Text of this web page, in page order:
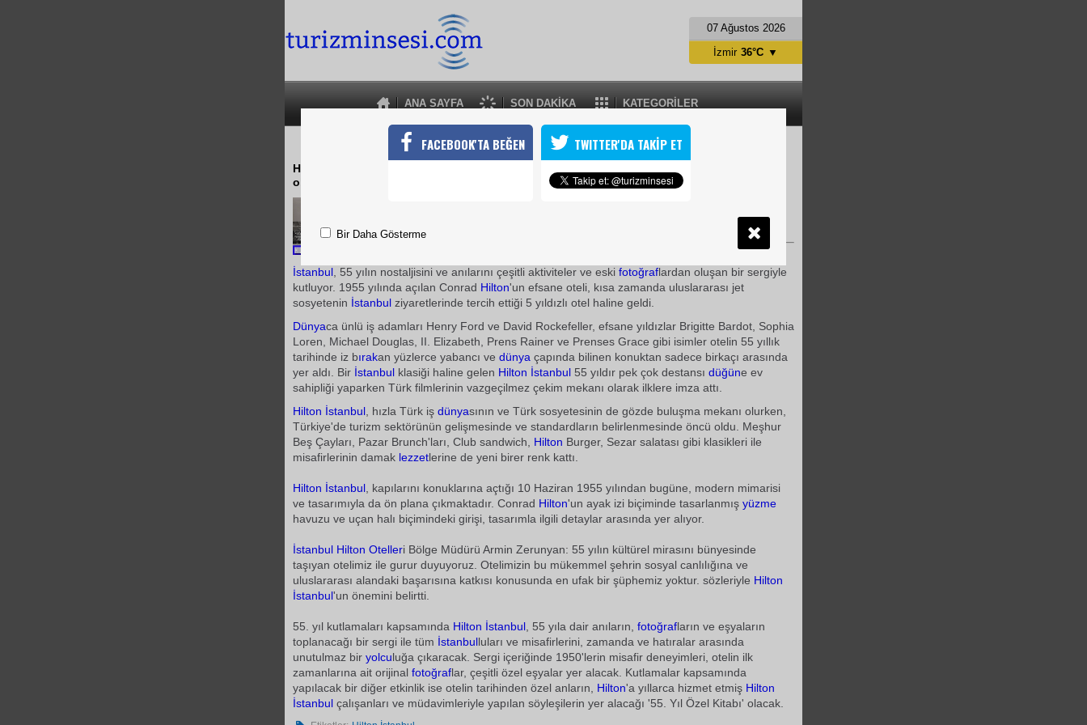
07 Ağustos 2026
ANA SAYFA SON DAKİKA KATEGORİLER
İzmir 36°C ▼
HILTON ISTANBUL 55. YILINI KUTLUYOR
Hilton markasının ABD dışındaki ilk oteli ve Türkiye'nin de ilk beş yıldızlı uluslararası oteli
olan Hilton İstanbul 55 yılın nostaljisini yaşatıyor
İstanbul , 55 yılın nostaljisini ve anılarını çeşitli aktiviteler ve eski fotoğraflardan oluşan bir sergiyle
kutluyor. 1955 yılında açılan Conrad Hilton'un efsane oteli, kısa zamanda uluslararası jet
sosyetenin İstanbul ziyaretlerinde tercih ettiği 5 yıldızlı otel haline geldi.
Dünyaca ünlü iş adamları Henry Ford ve David Rockefeller, efsane yıldızlar Brigitte Bardot, Sophia
Loren, Michael Douglas, II. Elizabeth, Prens Rainer ve Prenses Grace gibi isimler otelin 55 yıllık
tarihinde iz bırakan yüzlerce yabancı ve dünya çapında bilinen konuktan sadece birkaçı arasında
yer aldı. Bir İstanbul klasiği haline gelen Hilton İstanbul 55 yıldır pek çok destansı düğüne ev
sahipliği yaparken Türk filmlerinin vazgeçilmez çekim mekanı olarak ilklere imza attı.
Hilton İstanbul , hızla Türk iş dünyasının ve Türk sosyetesinin de gözde buluşma mekanı olurken,
Türkiye'de turizm sektörünün gelişmesinde ve standardların belirlenmesinde öncü oldu. Meşhur
Beş Çayları, Pazar Brunch'ları, Club sandwich, Hilton Burger, Sezar salatası gibi klasikleri ile
misafirlerinin damak lezzetlerine de yeni birer renk kattı.
Hilton İstanbul , kapılarını konuklarına açtığı 10 Haziran 1955 yılından bugüne, modern mimarisi
ve tasarımıyla da ön plana çıkmaktadır. Conrad Hilton'un ayak izi biçiminde tasarlanmış yüzme
havuzu ve uçan halı biçimindeki girişi, tasarımla ilgili detaylar arasında yer alıyor.
İstanbul Hilton Otelleri Bölge Müdürü Armin Zerunyan: 55 yılın kültürel mirasını bünyesinde
taşıyan otelimiz ile gurur duyuyoruz. Otelimizin bu mükemmel şehrin sosyal canlılığına ve
uluslararası alandaki başarısına katkısı konusunda en ufak bir şüphemiz yoktur. sözleriyle Hilton
İstanbul'un önemini belirtti.
55. yıl kutlamaları kapsamında Hilton İstanbul , 55 yıla dair anıların, fotoğrafların ve eşyaların
toplanacağı bir sergi ile tüm İstanbulluları ve misafirlerini, zamanda ve hatıralar arasında
unutulmaz bir yolculuğa çıkaracak. Sergi içeriğinde 1950'lerin misafir deneyimleri, otelin ilk
zamanlarına ait orijinal fotoğraflar, çeşitli özel eşyalar yer alacak. Kutlamalar kapsamında
yapılacak bir diğer etkinlik ise otelin tarihinden özel anların, Hilton'a yıllarca hizmet etmiş Hilton
İstanbul çalışanları ve müdavimleriyle yapılan söyleşilerin yer alacağı '55. Yıl Özel Kitabı' olacak.
FACEBOOK'TA BEĞEN TWITTER'DA TAKİP ET
Bir Daha Gösterme